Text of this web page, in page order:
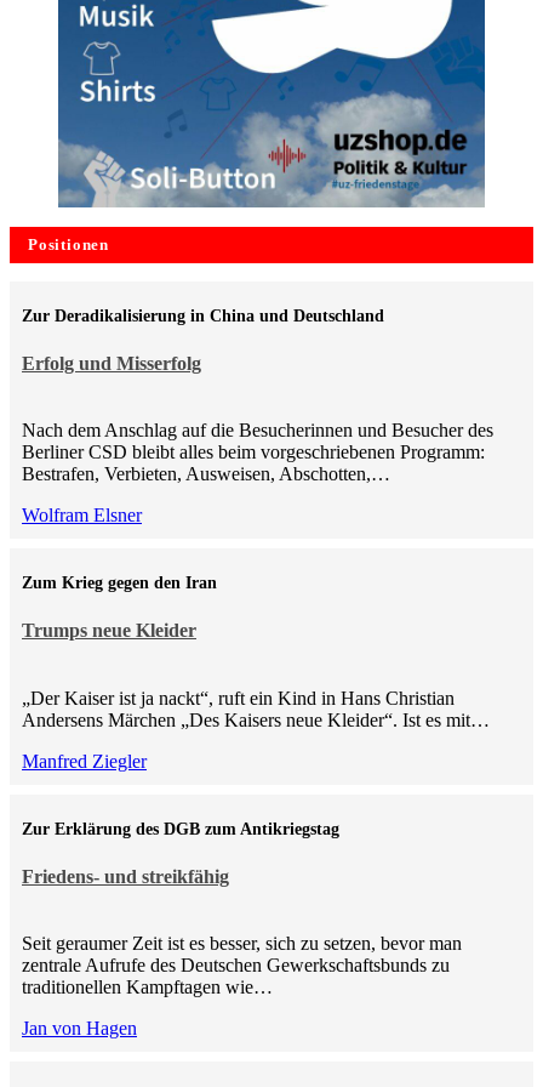
Positionen
Erfolg und Misserfolg
Zur Deradikalisierung in China und Deutschland
Nach dem Anschlag auf die Besucherinnen und Besucher des
Berliner CSD bleibt alles beim vorgeschriebenen Programm:
Bestrafen, Verbieten, Ausweisen, Abschotten,…
Wolfram Elsner
Trumps neue Kleider
Zum Krieg gegen den Iran
„Der Kaiser ist ja nackt“, ruft ein Kind in Hans Christian
Andersens Märchen „Des Kaisers neue Kleider“. Ist es mit…
Manfred Ziegler
Friedens- und streikfähig
Zur Erklärung des DGB zum Antikriegstag
Seit geraumer Zeit ist es besser, sich zu setzen, bevor man
zentrale Aufrufe des Deutschen Gewerkschaftsbunds zu
traditionellen Kampftagen wie…
Jan von Hagen